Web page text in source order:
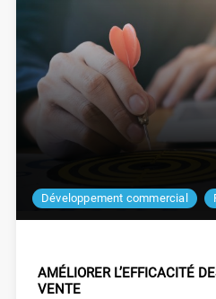
Développement commercial
AMÉLIORER L’EFFICACITÉ
VENTE